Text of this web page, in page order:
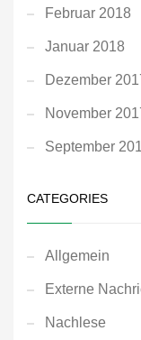
Februar 2018
Januar 2018
Dezember
November
September
CATEGORIES
Allgemein
Externe
Nachlese